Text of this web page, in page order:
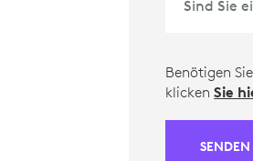
Benötigen
klickenSie
SENDEN